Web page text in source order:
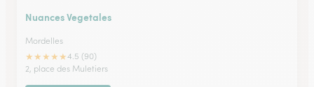
Nuances Vegetales
Mordelles
★★★★★4.5 (90)
2, place des Muletiers